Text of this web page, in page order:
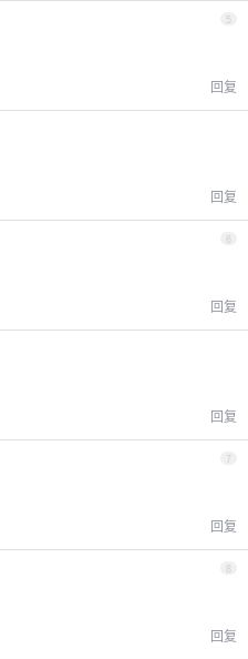
5
回复
回复
6
回复
回复
7
回复
回复